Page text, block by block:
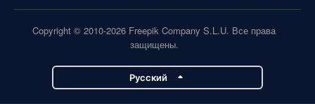
Copyright © 2010-2026 Freepik Company S.L.U. Все права
защищены.
Pусский